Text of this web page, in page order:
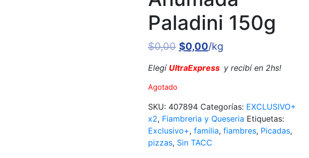
Paladini 150g
$0,00 $0,00/kg
Elegí UltraExpress y recibí en 2hs!
Agotado
SKU: 407894 Categorías: EXCLUSIVO+
x2, Fiambreria y Queseria Etiquetas:
Exclusivo+, familia, fiambres, Picadas,
pizzas, Sin TACC